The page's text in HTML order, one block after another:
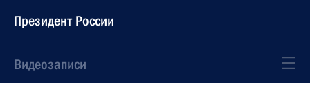
Президент России
Видеозаписи